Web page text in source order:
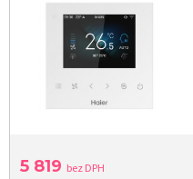
5 819 bez DPH